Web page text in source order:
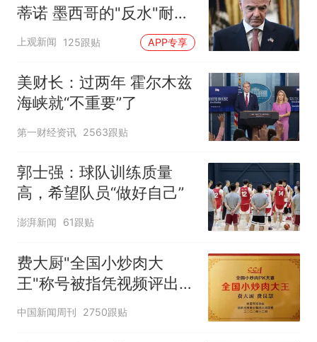
蒂诺 墨西哥的"反水"耐人
寻味
上观新闻 125跟贴 APP专享
美财长：过两年 霍尔木兹
海峡就“不重要”了
第一财经资讯 2563跟贴
郭士强：球队训练质量
高，希望队员“做好自己”
澎湃新闻 61跟贴
费大厨"全国小炒肉大
王"称号被指凭视频评出
官方回应
中国新闻周刊 2750跟贴